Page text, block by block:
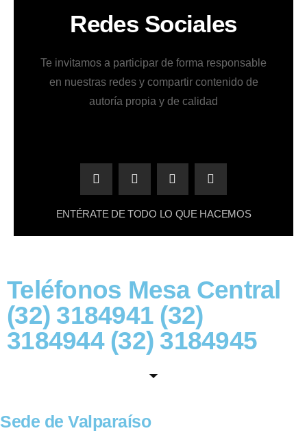
Redes Sociales
Te invitamos a participar de forma responsable
en nuestras redes y compartir contenido de
autoría propia y de calidad
ENTÉRATE DE TODO LO QUE HACEMOS
Teléfonos Mesa Central
(32) 3184941 (32)
3184944 (32) 3184945
Sede de Valparaíso